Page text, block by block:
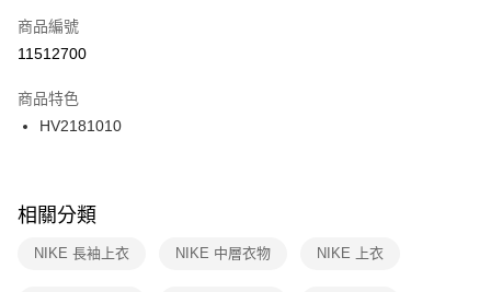
【「AFTEE先享後付」結帳流程】
１．於結帳方式選擇「AFTEE先享後付」後，將跳轉至「AFTEE先享後付」
２．訂單成立數日內，您將收到繳費通知簡訊。
３．收到繳費通知簡訊後14天內，點擊此簡訊中的連結，可透過四大超商／
ATM／網路銀行／等多元方式進行付款，方視為交易完成。
※ 交易是否成功請以「AFTEE先享後付 」之結帳頁面顯示為準，若有關於
是否繳費成功／繳費後需取消欲退款等相關疑問，請聯繫「AFTEE先享後付
客戶支援中心」https://netprotections.freshdesk.com/support/home
宅配
每筆NT$100，滿NT$1,500(含以上)免運費
付款後門市自取
每筆NT$100，滿NT$1,500(含以上)免運費
商品編號
11512700
商品特色
HV2181010
相關分類
NIKE 長袖上衣 NIKE 中層衣物 NIKE 上衣